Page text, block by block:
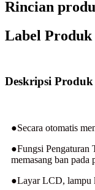
Rincian
Label Produk
Deskripsi Produk
●Secara otomatis
●Fungsi Pengaturan
memasang ban pada
●Layar LCD, lampu